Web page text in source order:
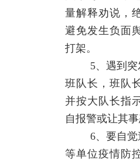
量解释劝说，
避免发生负面
打架。
5、遇到
班队长，班队
并按大队长指
自报警或让其事
6、要自
等单位疫情防